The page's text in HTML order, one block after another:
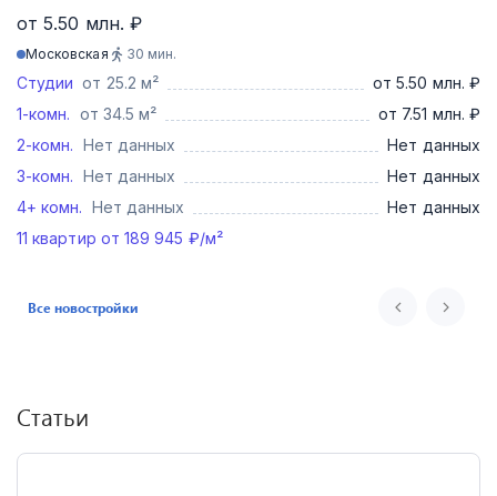
от 5.50 млн. ₽
Московская 30 мин.
Студии от 25.2 м²
от 5.50 млн. ₽
1-комн. от 34.5 м²
от 7.51 млн. ₽
2-комн. Нет данных
Нет данных
3-комн. Нет данных
Нет данных
4+ комн. Нет данных
Нет данных
11 квартир от 189 945 ₽/м²
Все новостройки
Статьи